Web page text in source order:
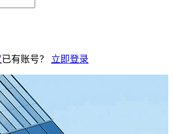
已有账号？ 立即登录